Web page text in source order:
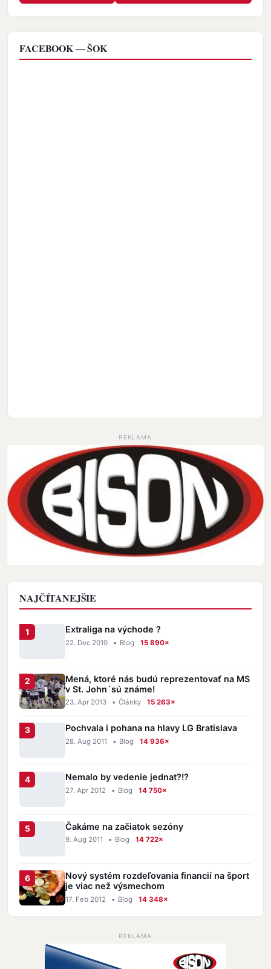
FACEBOOK — ŠOK
REKLAMA
NAJČÍTANEJŠIE
Extraliga na východe ?
22. Dec 2010 • Blog 15 890×
Mená, ktoré nás budú reprezentovať na MS
v St. John´sú známe!
23. Apr 2013 • Články 15 263×
Pochvala i pohana na hlavy LG Bratislava
28. Aug 2011 • Blog 14 936×
Nemalo by vedenie jednat?!?
27. Apr 2012 • Blog 14 750×
Čakáme na začiatok sezóny
9. Aug 2011 • Blog 14 722×
Nový systém rozdeľovania financií na šport
je viac než výsmechom
17. Feb 2012 • Blog 14 348×
REKLAMA